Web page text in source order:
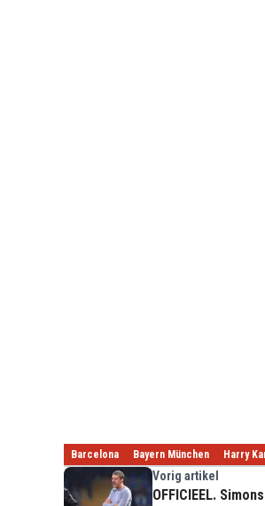
Barcelona Bayern München Harry
Vorig artikel
OFFICIEEL.